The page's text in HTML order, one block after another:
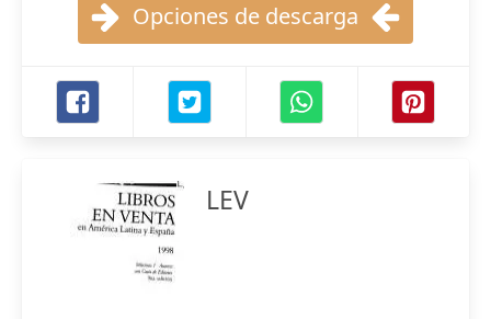
Opciones de descarga
LEV